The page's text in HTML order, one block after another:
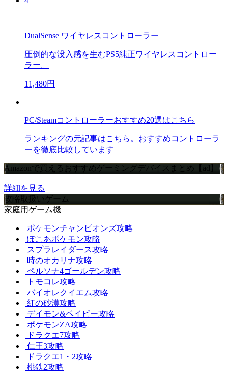
DualSense ワイヤレスコントローラー
圧倒的な没入感を生むPS5純正ワイヤレスコントロー
ラー。
11,480円
PC/Steamコントローラーおすすめ20選はこちら
ランキングの元記事はこちら。おすすめコントローラ
ーを徹底比較しています
Amazonで買えるおすすめゲーミングデバイスまとめ【ad】
詳細を見る
攻略取扱いゲーム
家庭用ゲーム機
ポケモンチャンピオンズ攻略
ぽこあポケモン攻略
スプラレイダース攻略
時のオカリナ攻略
ペルソナ4ゴールデン攻略
トモコレ攻略
バイオレクイエム攻略
紅の砂漠攻略
デイモン&ベイビー攻略
ポケモンZA攻略
ドラクエ7攻略
仁王3攻略
ドラクエ1・2攻略
桃鉄2攻略